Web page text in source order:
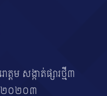
ម សង្កាត់ផ្សារថ្មី៣
២០២០៣